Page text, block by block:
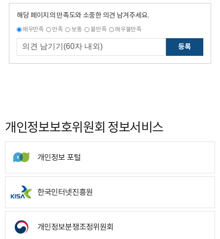
해당 페이지의 만족도와 소중한 의견 남겨주세요.
매우만족 만족 보통 불만족 매우불만족
등록
개인정보보호위원회 정보서비스
개인정보 포털
한국인터넷진흥원
개인정보분쟁조정위원회